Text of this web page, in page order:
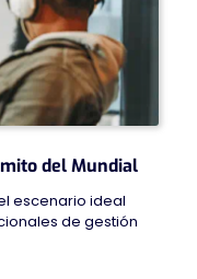
del Mundial
escenario ideal
de gestión